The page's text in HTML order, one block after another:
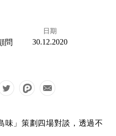
問
日期
30.12.2020
味」策劃四場對談，透過不